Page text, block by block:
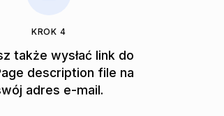
KROK 4
także wysłać link do
description file na
adres e-mail.